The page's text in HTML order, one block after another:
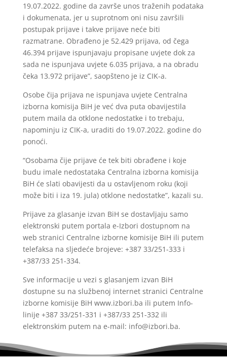
19.07.2022. godine da završe unos traženih podataka
i dokumenata, jer u suprotnom oni nisu završili
postupak prijave i takve prijave neće biti
razmatrane. Obrađeno je 52.429 prijava, od čega
46.394 prijave ispunjavaju propisane uvjete dok za
sada ne ispunjava uvjete 6.035 prijava, a na obradu
čeka 13.972 prijave”, saopšteno je iz CIK-a.
Osobe čija prijava ne ispunjava uvjete Centralna
izborna komisija BiH je već dva puta obavijestila
putem maila da otklone nedostatke i to trebaju,
napominju iz CIK-a, uraditi do 19.07.2022. godine do
ponoći.
“Osobama čije prijave će tek biti obrađene i koje
budu imale nedostataka Centralna izborna komisija
BiH će slati obavijesti da u ostavljenom roku (koji
može biti i iza 19. jula) otklone nedostatke”, kazali su.
Prijave za glasanje izvan BiH se dostavljaju samo
elektronski putem portala e-Izbori dostupnom na
web stranici Centralne izborne komisije BiH ili putem
telefaksa na slјedeće brojeve: +387 33/251-333 i
+387/33 251-334.
Sve informacije u vezi s glasanjem izvan BiH
dostupne su na službenoj internet stranici Centralne
izborne komisije BiH www.izbori.ba ili putem Info-
linije +387 33/251-331 i +387/33 251-332 ili
elektronskim putem na e-mail: info@izbori.ba.